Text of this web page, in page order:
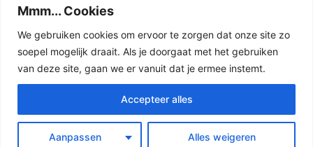
Mmm... Cookies
We gebruiken cookies om ervoor te zorgen dat onze site zo
soepel mogelijk draait. Als je doorgaat met het gebruiken
van deze site, gaan we er vanuit dat je ermee instemt.
Aanpassen Alles weigeren
Accepteer alles
Toevoegen aan winkelwagen